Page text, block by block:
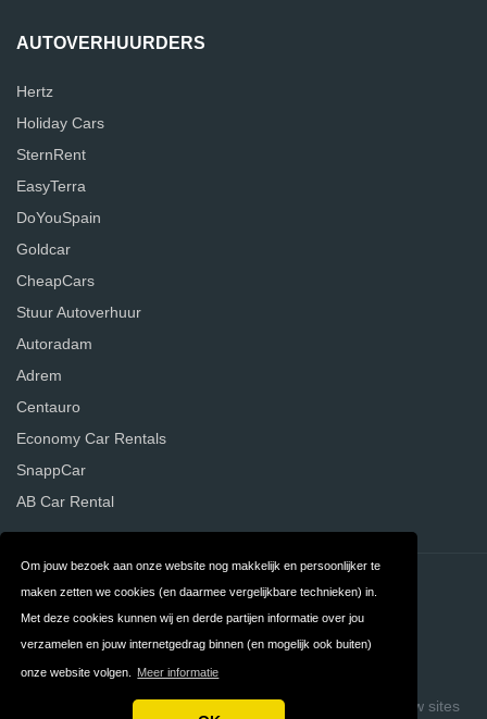
Om jouw bezoek aan onze website nog makkelijk en persoonlijker te
maken zetten we cookies (en daarmee vergelijkbare technieken) in.
Met deze cookies kunnen wij en derde partijen informatie over jou
verzamelen en jouw internetgedrag binnen (en mogelijk ook buiten)
onze website volgen. Meer informatie
AUTOVERHUURDERS
Hertz
Holiday Cars
SternRent
EasyTerra
DoYouSpain
Goldcar
CheapCars
Stuur Autoverhuur
Autoradam
Adrem
Centauro
Economy Car Rentals
SnappCar
AB Car Rental
Contact Privacy
Algemene FAQ
Copyright © 2026 Vergelijk Autoverhuurders Build review sites